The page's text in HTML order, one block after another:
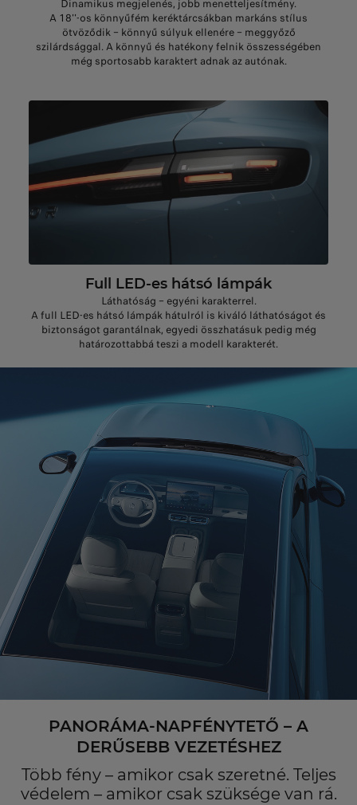
Dinamikus megjelenés, jobb menetteljesítmény.
A 18''-os könnyűfém keréktárcsákban markáns stílus
ötvöződik – könnyű súlyuk ellenére – meggyőző
szilárdsággal. A könnyű és hatékony felnik összességében
még sportosabb karaktert adnak az autónak.
Full LED-es hátsó lámpák
Láthatóság – egyéni karakterrel.
A full LED-es hátsó lámpák hátulról is kiváló láthatóságot és
biztonságot garantálnak, egyedi összhatásuk pedig még
határozottabbá teszi a modell karakterét.
PANORÁMA-NAPFÉNYTETŐ – A
DERŰSEBB VEZETÉSHEZ
Több fény – amikor csak szeretné. Teljes
védelem – amikor csak szüksége van rá.